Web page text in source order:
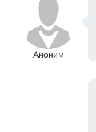
Аноним